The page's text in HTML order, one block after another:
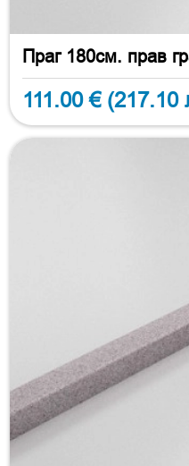
Праг 180см. прав
111.00 € (217.10